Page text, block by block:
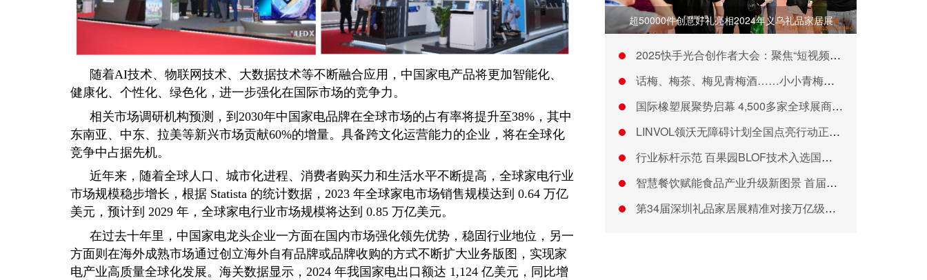
随着AI技术、物联网技术、大数据技术等不断融合应用，中国家电产品将更加智能化、
健康化、个性化、绿色化，进一步强化在国际市场的竞争力。
相关市场调研机构预测，到2030年中国家电品牌在全球市场的占有率将提升至38%，其中
东南亚、中东、拉美等新兴市场贡献60%的增量。具备跨文化运营能力的企业，将在全球化
竞争中占据先机。
近年来，随着全球人口、城市化进程、消费者购买力和生活水平不断提高，全球家电行业
市场规模稳步增长，根据 Statista 的统计数据，2023 年全球家电市场销售规模达到 0.64 万亿
美元，预计到 2029 年，全球家电行业市场规模将达到 0.85 万亿美元。
在过去十年里，中国家电龙头企业一方面在国内市场强化领先优势，稳固行业地位，另一
方面则在海外成熟市场通过创立海外自有品牌或品牌收购的方式不断扩大业务版图，实现家
电产业高质量全球化发展。海关数据显示，2024 年我国家电出口额达 1,124 亿美元，同比增
超50000件创意好礼亮相2024年义乌礼品家居展
2025快手光合创作者大会：聚焦“短视频直播一体化” 加大公
话梅、梅茶、梅见青梅酒……小小青梅撬动亿万生意
国际橡塑展聚势启幕 4,500多家全球展商闪耀创新主场
LINVOL领沃无障碍计划全国点亮行动正式启动
行业标杆示范 百果园BLOF技术入选国家级农业主推技术
智慧餐饮赋能食品产业升级新图景 首届中国炒菜机器人大赛暨首都
第34届深圳礼品家居展精准对接万亿级采购需求，一站式资源全覆